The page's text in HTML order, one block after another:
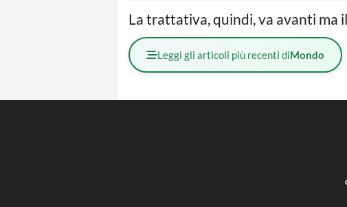
La trattativa, quindi, va avanti ma
Leggi gli articoli più recenti diMondo